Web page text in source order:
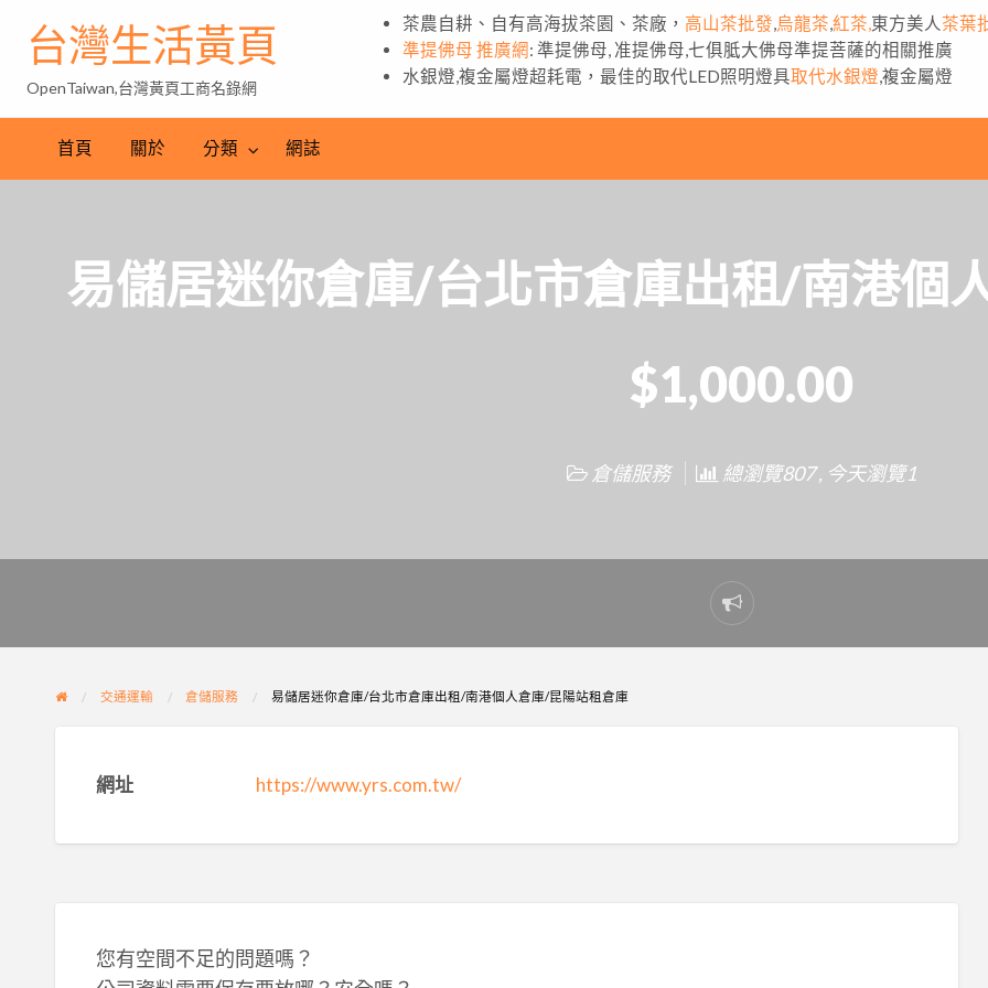
台灣生活黃頁
OpenTaiwan,台灣黃頁工商名錄網
茶農自耕、自有高海拔茶園、茶廠， 高山茶批發 烏龍茶 紅茶, 東方美人 茶葉
準提佛母 推廣網: 準提佛母, 准提佛母,七俱胝大佛母準提菩薩的相關推廣
水銀燈,複金屬燈超耗電，最佳的取代LED照明燈具取代水銀燈 ,複金屬燈
首頁 關於 分類 網誌
易儲居迷你倉庫/台北市倉庫出租/南港個
$1,000.00
倉儲服務 總瀏覽807 , 今天瀏覽1
Report
problem
交通運輸 倉儲服務 易儲居迷你倉庫/台北市倉庫出租/南港個人倉庫/昆陽站租倉庫
網址 https://www.yrs.com.tw/
您有空間不足的問題嗎？